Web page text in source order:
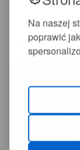
Na naszej
poprawić
Multimedia